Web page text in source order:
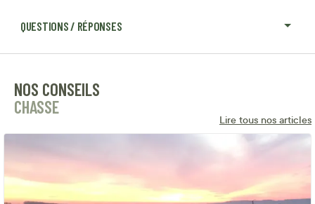
QUESTIONS / RÉPONSES
NOS CONSEILS
CHASSE
Lire tous nos articles